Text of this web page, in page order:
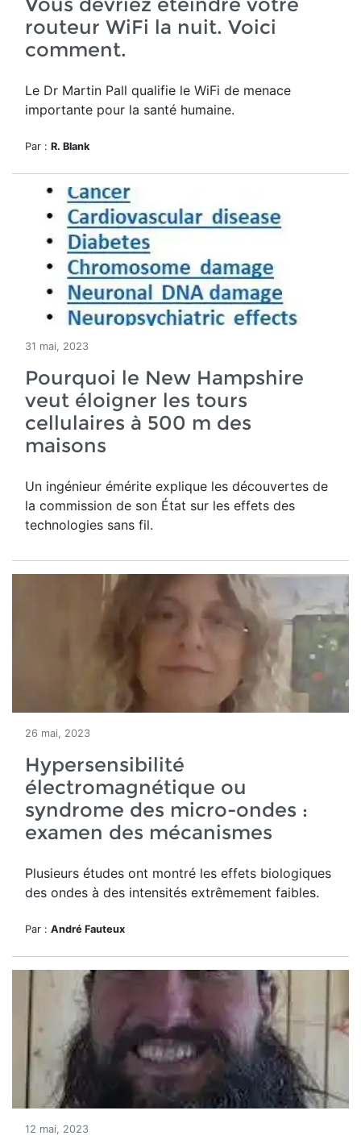
routeur WiFi la nuit. Voici
comment.
Le Dr Martin Pall qualifie le WiFi de menace
importante pour la santé humaine.
Par : R. Blank
31 mai, 2023
Pourquoi le New Hampshire
veut éloigner les tours
cellulaires à 500 m des
maisons
Un ingénieur émérite explique les découvertes de
la commission de son État sur les effets des
technologies sans fil.
26 mai, 2023
Hypersensibilité
électromagnétique ou
syndrome des micro-ondes :
examen des mécanismes
Plusieurs études ont montré les effets biologiques
des ondes à des intensités extrêmement faibles.
Par : André Fauteux
12 mai, 2023